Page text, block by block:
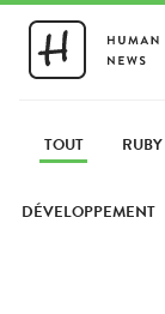
TOUT RUBY
DÉVELOPPEMENT